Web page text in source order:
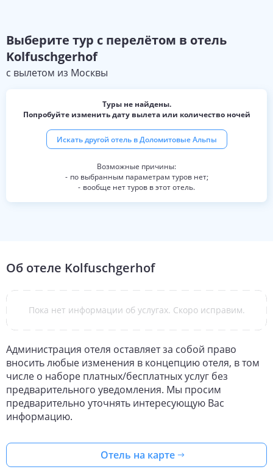
Выберите тур с перелётом в отель
Kolfuschgerhof
с вылетом из Москвы
Туры не найдены.
Попробуйте изменить дату вылета или количество ночей
Искать другой отель вДоломитовые Альпы
по выбранным параметрам туров нет;
вообще нет туров в этот отель.
Об отеле Kolfuschgerhof
Пока нет информации об услугах. Скоро исправим.
Администрация отеля оставляет за собой право
вносить любые изменения в концепцию отеля, в том
числе о наборе платных/бесплатных услуг без
предварительного уведомления. Мы просим
предварительно уточнять интересующую Вас
информацию.
Отель на карте